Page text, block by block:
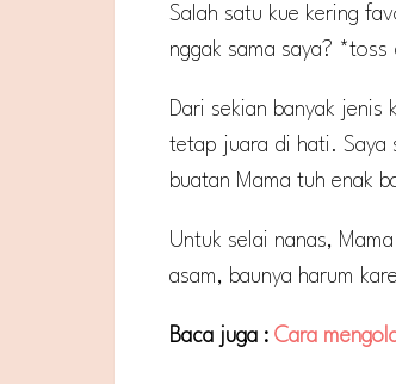
Salah satu kue kering
nggak sama saya? *toss
Dari sekian banyak jenis
tetap juara di hati. Saya
buatan Mama tuh enak
Untuk selai nanas,
asam, baunya harum
Baca juga : Cara